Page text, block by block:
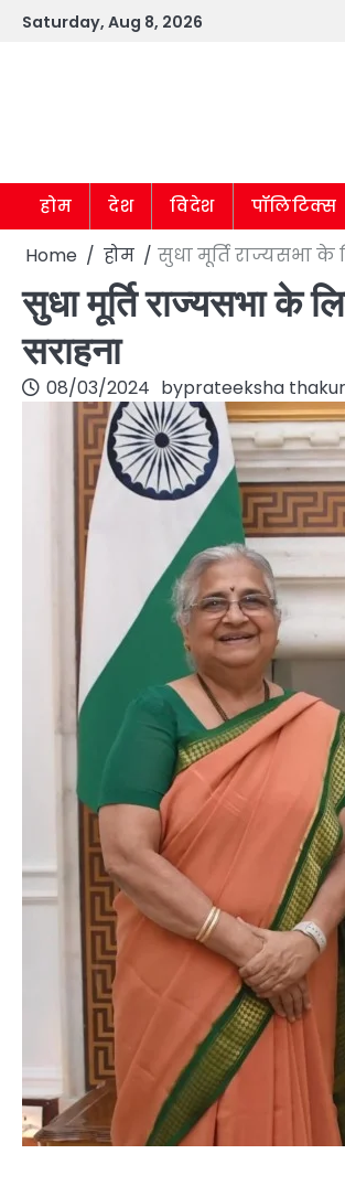
SkipSaturday, Aug 8, 2026
होम देश विदेश पॉलिटिक्स
Home होम सुधा मूर्ति राज्यसभा के
सुधा मूर्ति राज्यसभा के
सराहना
08/03/2024 byprateeksha thakur